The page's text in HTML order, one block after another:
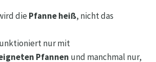
die Pfanne heiß, nicht das
nur mit
Pfannen und manchmal nur,